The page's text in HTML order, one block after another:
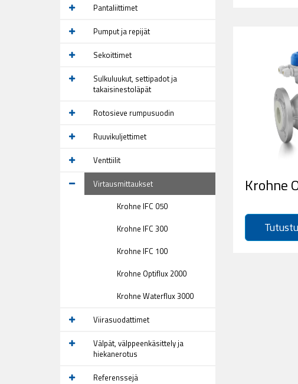
Krohne
Pantaliittimet
Pumput ja repijät
Sekoittimet
Sulkuluukut, settipadot ja
takaisinestoläpät
Rotosieve rumpusuodin
Ruuvikuljettimet
Venttiilit
Virtausmittaukset
Krohne IFC 050
Krohne IFC 300
Krohne IFC 100
Krohne Optiflux 2000
Krohne Waterflux 3000
Viirasuodattimet
Välpät, välppeenkäsittely ja
hiekanerotus
Referenssejä